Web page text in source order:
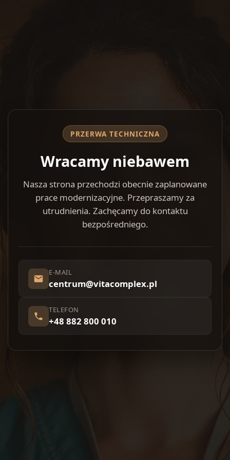
PRZERWA TECHNICZNA
Wracamy niebawem
Nasza strona przechodzi obecnie zaplanowane
prace modernizacyjne. Przepraszamy za
utrudnienia. Zachęcamy do kontaktu
bezpośredniego.
E-MAIL
centrum@vitacomplex.pl
TELEFON
+48 882 800 010